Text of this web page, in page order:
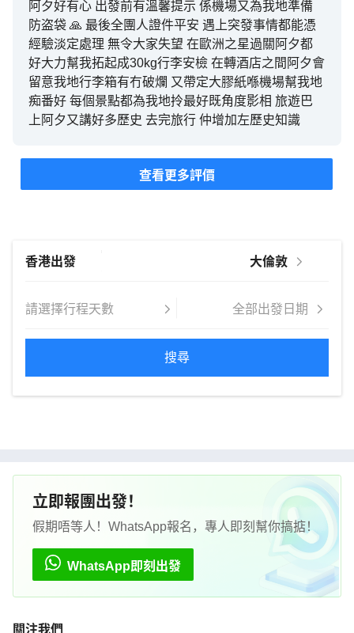
阿夕好有心 出發前有溫馨提示 係機場又為我地準備
防盗袋 🙏 最後全團人證件平安 遇上突發事情都能憑
經驗淡定處理 無令大家失望 在歐洲之星過關阿夕都
好大力幫我拓起成30kg行李安檢 在轉酒店之間阿夕會
留意我地行李箱有冇破爛 又帶定大膠紙喺機場幫我地
痴番好 每個景點都為我地拎最好既角度影相 旅遊巴
上阿夕又講好多歷史 去完旅行 仲增加左歷史知識
查看更多評價
搜尋
立即報團出發！
假期唔等人！WhatsApp報名，專人即刻幫你搞掂！
WhatsApp即刻出發
關注我們